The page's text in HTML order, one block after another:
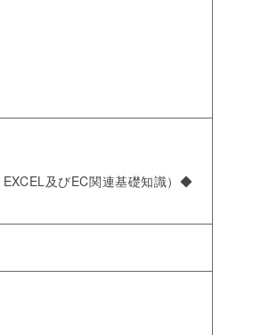
及びEC関連基礎知識）◆